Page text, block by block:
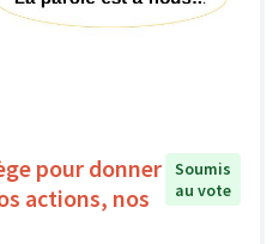
pour donner
actions, nos
Soumis
au vote